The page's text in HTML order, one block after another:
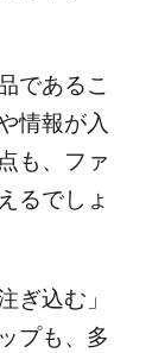
であるこ
情報が入
も、ファ
るでしょ
ぎ込む」
プも、多